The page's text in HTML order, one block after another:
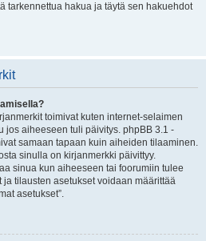
tarkennettua hakua ja täytä sen hakuehdot
toimivat kuten internet-selaimen
jos aiheeseen tuli päivitys. phpBB 3.1 -
samaan tapaan kuin aiheiden tilaaminen.
sinulla on kirjanmerkki päivittyy.
sinua kun aiheeseen tai foorumiin tulee
tilausten asetukset voidaan määrittää
asetukset”.